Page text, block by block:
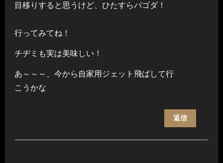
目移りすると思うけど、ひたすらパゴダ！
行ってみてね！
チヂミも実は美味しい！
あ～～～、今から自家用ジェット飛ばして行
こうかな
返信